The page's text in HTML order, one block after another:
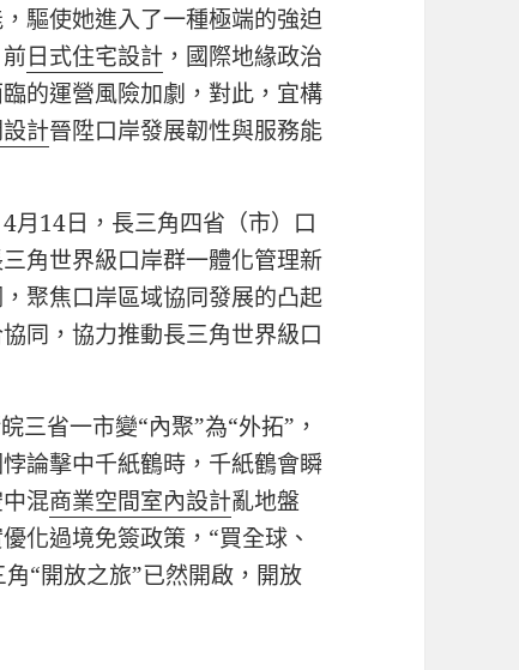
驅使她進入了一種極端的強迫
日式住宅設計 ，國際地緣政治
的運營風險加劇，對此，宜構
計晉陞口岸發展韌性與服務能
月14日，長三角四省（市）口
角世界級口岸群一體化管理新
聚焦口岸區域協同發展的凸起
同，協力推動長三角世界級口
三省一市變“內聚”為“外拓”，
論擊中千紙鶴時，千紙鶴會瞬
混商業空間室內設計亂地盤
化過境免簽政策，“買全球、
“開放之旅”已然開啟，開放